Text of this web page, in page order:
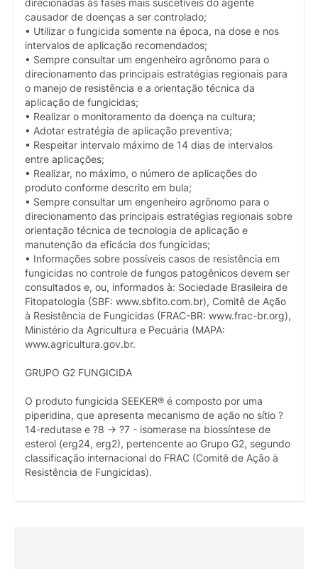
direcionadas às fases mais suscetíveis do agente
causador de doenças a ser controlado;
• Utilizar o fungicida somente na época, na dose e nos
intervalos de aplicação recomendados;
• Sempre consultar um engenheiro agrônomo para o
direcionamento das principais estratégias regionais para
o manejo de resistência e a orientação técnica da
aplicação de fungicidas;
• Realizar o monitoramento da doença na cultura;
• Adotar estratégia de aplicação preventiva;
• Respeitar intervalo máximo de 14 dias de intervalos
entre aplicações;
• Realizar, no máximo, o número de aplicações do
produto conforme descrito em bula;
• Sempre consultar um engenheiro agrônomo para o
direcionamento das principais estratégias regionais sobre
orientação técnica de tecnologia de aplicação e
manutenção da eficácia dos fungicidas;
• Informações sobre possíveis casos de resistência em
fungicidas no controle de fungos patogênicos devem ser
consultados e, ou, informados à: Sociedade Brasileira de
Fitopatologia (SBF: www.sbfito.com.br), Comitê de Ação
à Resistência de Fungicidas (FRAC-BR: www.frac-br.org),
Ministério da Agricultura e Pecuária (MAPA:
www.agricultura.gov.br.
GRUPO G2 FUNGICIDA
O produto fungicida SEEKER® é composto por uma
piperidina, que apresenta mecanismo de ação no sítio ?
14-redutase e ?8 -> ?7 - isomerase na biossíntese de
esterol (erg24, erg2), pertencente ao Grupo G2, segundo
classificação internacional do FRAC (Comitê de Ação à
Resistência de Fungicidas).